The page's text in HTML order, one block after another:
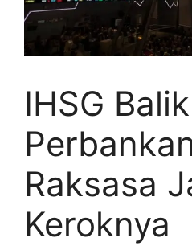
IHSG
Raksasa
Keroknya